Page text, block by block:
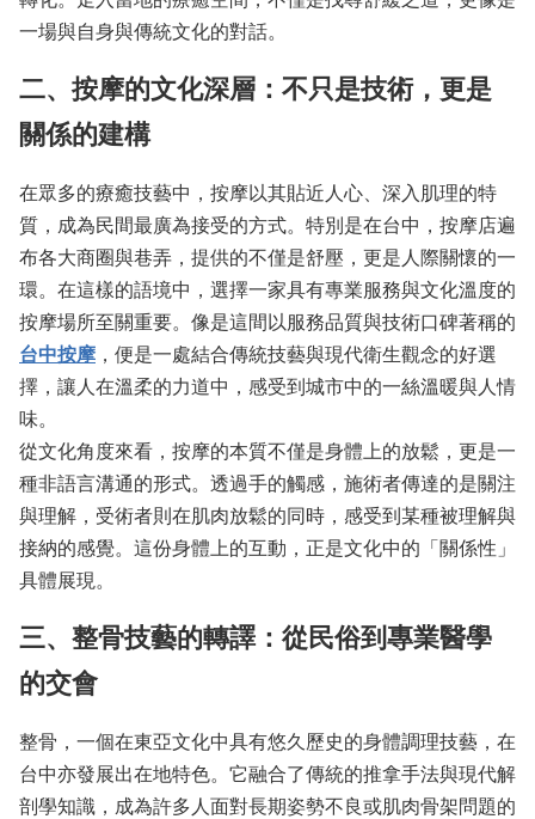
一場與自身與傳統文化的對話。
二、按摩的文化深層：不只是技術，更是
關係的建構
在眾多的療癒技藝中，按摩以其貼近人心、深入肌理的特
質，成為民間最廣為接受的方式。特別是在台中，按摩店遍
布各大商圈與巷弄，提供的不僅是舒壓，更是人際關懷的一
環。在這樣的語境中，選擇一家具有專業服務與文化溫度的
按摩場所至關重要。像是這間以服務品質與技術口碑著稱的
台中按摩 ，便是一處結合傳統技藝與現代衛生觀念的好選
擇，讓人在溫柔的力道中，感受到城市中的一絲溫暖與人情
味。
從文化角度來看，按摩的本質不僅是身體上的放鬆，更是一
種非語言溝通的形式。透過手的觸感，施術者傳達的是關注
與理解，受術者則在肌肉放鬆的同時，感受到某種被理解與
接納的感覺。這份身體上的互動，正是文化中的「關係性」
具體展現。
三、整骨技藝的轉譯：從民俗到專業醫學
的交會
整骨，一個在東亞文化中具有悠久歷史的身體調理技藝，在
台中亦發展出在地特色。它融合了傳統的推拿手法與現代解
剖學知識，成為許多人面對長期姿勢不良或肌肉骨架問題的